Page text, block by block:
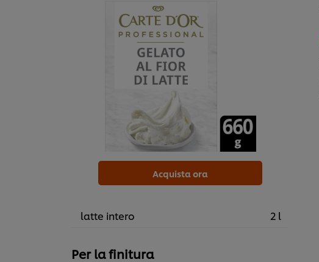
Acquista ora
latte intero 2 l
Per la finitura